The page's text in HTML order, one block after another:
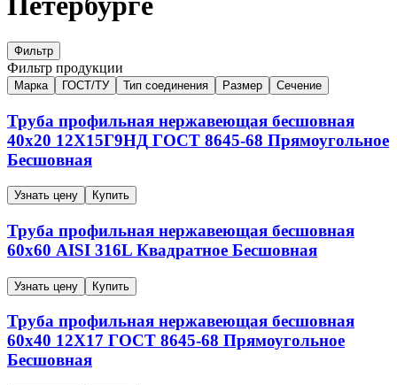
Фильтр
Фильтр продукции
Марка ГОСТ/ТУ Тип соединения Размер Сечение
Труба профильная нержавеющая бесшовная
40х20 12Х15Г9НД ГОСТ 8645-68 Прямоугольное
Бесшовная
Узнать цену Купить
Труба профильная нержавеющая бесшовная
60х60 AISI 316L Квадратное Бесшовная
Узнать цену Купить
Труба профильная нержавеющая бесшовная
60х40 12Х17 ГОСТ 8645-68 Прямоугольное
Бесшовная